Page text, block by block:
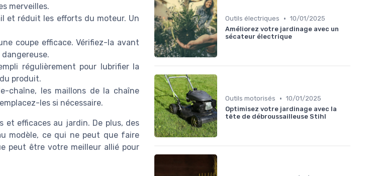
merveilles.
et réduit les efforts du moteur. Un
coupe efficace. Vérifiez-la avant
régulièrement pour lubrifier la
produit.
chaîne, les maillons de la chaîne
les si nécessaire.
et efficaces au jardin. De plus, des
modèle, ce qui ne peut que faire
peut être votre meilleur allié pour
Outils électriques • 10/01/2025
Améliorez votre jardinage avec un
sécateur électrique
Outils motorisés • 10/01/2025
Optimisez votre jardinage avec la
tête de débroussailleuse Stihl